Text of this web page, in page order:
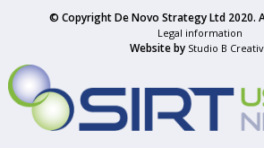
© Copyright De Novo Strategy Ltd 2020.
Legal information
Website by Studio B